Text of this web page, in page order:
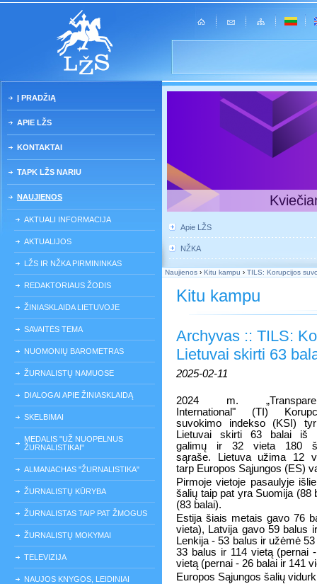
Į PRADŽIĄ
APIE LŽS
KONTAKTAI
TAPK LŽS NARIU
NAUJIENOS
AKTUALI INFORMACIJA
AKTUALIJOS
LŽS IR NŽKA PIRMININKAS
REDAKTORIAUS ŽODIS
ŽINIASKLAIDA LIETUVOJE
SAVAITĖS TEMA
NUOMONIŲ BAROMETRAS
ŽURNALISTŲ NAMUOSE
DIALOGAI APIE ŽINIASKLAIDĄ
SKELBIMAI
MEDALIS "UŽ NUOPELNUS
ŽURNALISTIKAI"
ALMANACHAS "ŽURNALISTIKA"
ŽURNALISTŲ KŪRYBA
ŽURNALISTAS TAIP PAT ŽMOGUS
ŽURNALISTŲ MOKYMAI
TELEVIZIJA
NAUJOS KNYGOS, LEIDINIAI
Apie LŽS
NŽKA
Naujienos › Kitu kampu › TILS: Korupcijos
Kitu kampu
Archyvas :: TILS:
Lietuvai skirti 63
2025-02-11
2024 m.
International" (TI)
suvokimo indekso (KSI)
Lietuvai skirti 63 balai iš
galimų ir 32 vieta 180
sąraše. Lietuva užima 12
tarp Europos Sąjungos (ES)
Pirmoje vietoje pasaulyje
šalių taip pat yra Suomija (88
(83 balai).
Estija šiais metais gavo 76
vieta), Latvija gavo 59 balus
Lenkija - 53 balus ir užėmė
33 balus ir 114 vietą (pernai
vietą (pernai - 26 balai ir 141
Europos Sąjungos šalių